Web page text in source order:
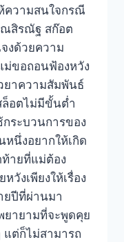
ความสนใจกรณี
ณสิรณัฐ สก๊อต
งด้วยความ
ม่ขอถอนฟ้องหวัง
ยาความสัมพันธ์
ล็อตไม่มีขั้นต่ำ
กระบวนการของ
นึ่งอยากให้เกิด
ท้ายที่แม่ต้อง
วังเพียงให้เรื่อง
ยปีที่ผ่านมา
ยายามที่จะพูดคุย
แต่ก็ไม่สามารถ